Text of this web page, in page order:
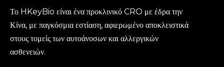
Το HKeyBio είναι ένα προκλινικό CRO με έδρα την
Κίνα, με παγκόσμια εστίαση, αφιερωμένο αποκλειστικά
στους τομείς των αυτοάνοσων και αλλεργικών
ασθενειών.